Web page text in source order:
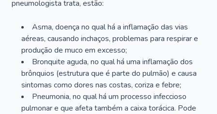
pneumologista trata, estão:
Asma, doença no qual há a inflamação das vias
aéreas, causando inchaços, problemas para respirar e
produção de muco em excesso;
Bronquite aguda, no qual há uma inflamação dos
brônquios (estrutura que é parte do pulmão) e causa
sintomas como dores nas costas, coriza e febre;
Pneumonia, no qual há um processo infeccioso
pulmonar e que afeta também a caixa torácica. Pode